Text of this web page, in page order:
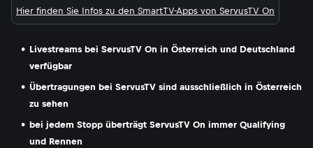
Hier finden Sie Infos zu den SmartTV-Apps von ServusTV On
Livestreams bei ServusTV On in Österreich und Deutschland
verfügbar
Übertragungen bei ServusTV sind ausschließlich in Österreich
zu sehen
bei jedem Stopp überträgt ServusTV On immer Qualifying
und Rennen